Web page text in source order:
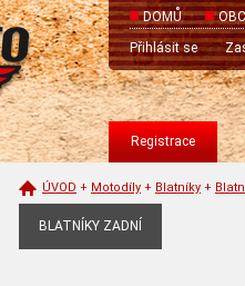
DOMŮ
Přihlásit se
Registrace
ÚVOD + Motodíly + Blatníky +
BLATNÍKY ZADNÍ